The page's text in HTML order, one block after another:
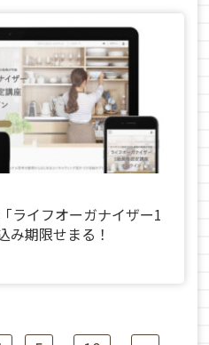
ライフオーガナイザー1
み期限せまる！